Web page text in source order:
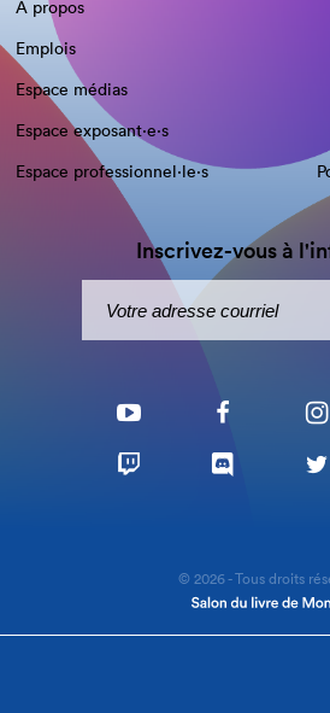
À propos
Emplois
Espace médias
Espace exposant·e⋅s
Espace professionnel·le⋅s
Inscrivez-vous à
© 2026 - Tous droits